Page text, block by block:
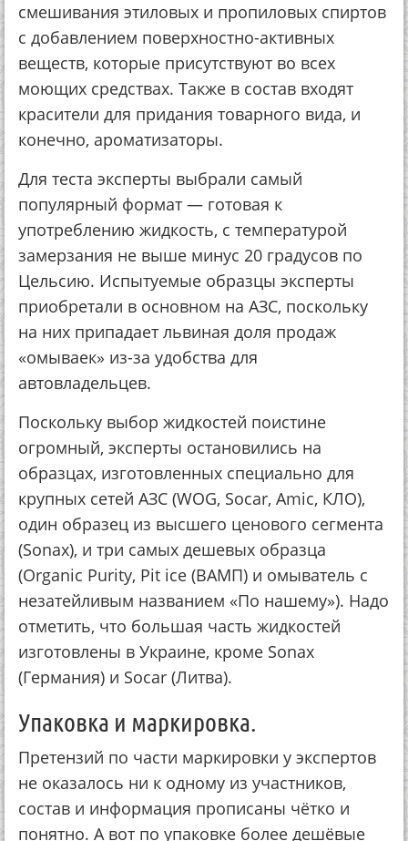
смешивания этиловых и пропиловых спиртов
с добавлением поверхностно-активных
веществ, которые присутствуют во всех
моющих средствах. Также в состав входят
красители для придания товарного вида, и
конечно, ароматизаторы.
Для теста эксперты выбрали самый
популярный формат — готовая к
употреблению жидкость, с температурой
замерзания не выше минус 20 градусов по
Цельсию. Испытуемые образцы эксперты
приобретали в основном на АЗС, поскольку
на них припадает львиная доля продаж
«омываек» из-за удобства для
автовладельцев.
Поскольку выбор жидкостей поистине
огромный, эксперты остановились на
образцах, изготовленных специально для
крупных сетей АЗС (WOG, Socar, Amic, КЛО),
один образец из высшего ценового сегмента
(Sonax), и три самых дешевых образца
(Organic Purity, Pit ice (ВАМП) и омыватель с
незатейливым названием «По нашему»). Надо
отметить, что большая часть жидкостей
изготовлены в Украине, кроме Sonax
(Германия) и Socar (Литва).
Упаковка и маркировка.
Претензий по части маркировки у экспертов
не оказалось ни к одному из участников,
состав и информация прописаны чётко и
понятно. А вот по упаковке более дешёвые